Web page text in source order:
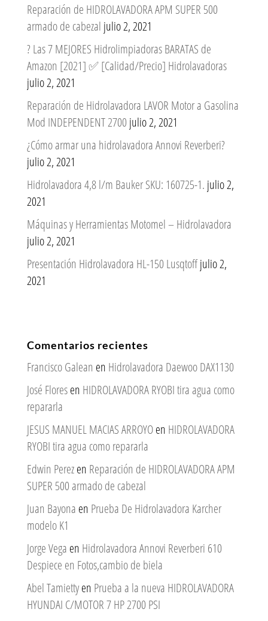
Reparación de HIDROLAVADORA APM SUPER 500
armado de cabezal julio 2, 2021
? Las 7 MEJORES Hidrolimpiadoras BARATAS de
Amazon [2021] ✅ [Calidad/Precio] Hidrolavadoras
julio 2, 2021
Reparación de Hidrolavadora LAVOR Motor a Gasolina
Mod INDEPENDENT 2700 julio 2, 2021
¿Cómo armar una hidrolavadora Annovi Reverberi?
julio 2, 2021
Hidrolavadora 4,8 l/m Bauker SKU: 160725-1. julio 2,
2021
Máquinas y Herramientas Motomel – Hidrolavadora
julio 2, 2021
Presentación Hidrolavadora HL-150 Lusqtoffjulio 2,
2021
Comentarios recientes
Francisco Galean en Hidrolavadora Daewoo DAX1130
José Floresen HIDROLAVADORA RYOBI tira agua como
repararla
JESUS MANUEL MACIAS ARROYOen HIDROLAVADORA
RYOBI tira agua como repararla
Edwin Perezen Reparación de HIDROLAVADORA APM
SUPER 500 armado de cabezal
Juan Bayona en Prueba De Hidrolavadora Karcher
modelo K1
Jorge Vega en Hidrolavadora Annovi Reverberi 610
Despiece en Fotos,cambio de biela
Abel Tamiettyen Prueba a la nueva HIDROLAVADORA
HYUNDAI C/MOTOR 7 HP 2700 PSI